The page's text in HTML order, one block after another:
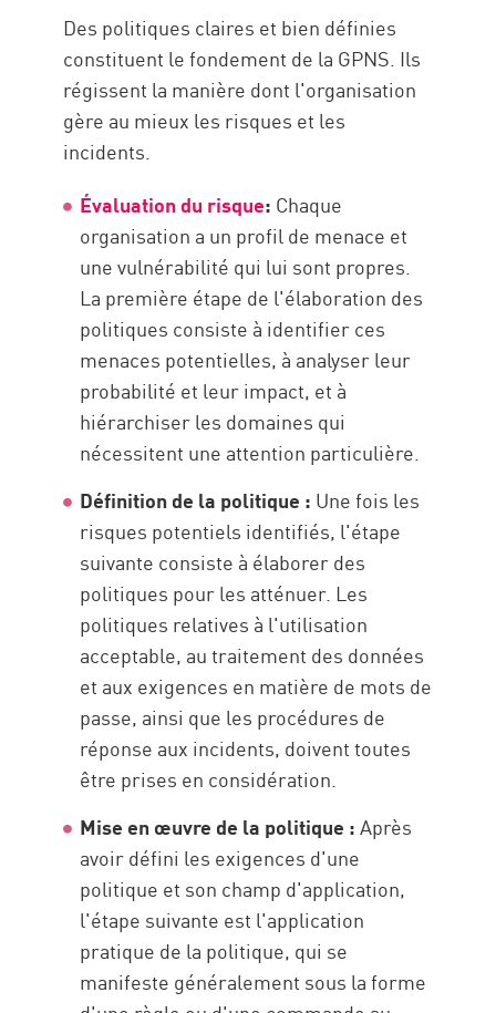
Des politiques claires et bien définies
constituent le fondement de la GPNS. Ils
régissent la manière dont l'organisation
gère au mieux les risques et les
incidents.
Évaluation du risque: Chaque
organisation a un profil de menace et
une vulnérabilité qui lui sont propres.
La première étape de l'élaboration des
politiques consiste à identifier ces
menaces potentielles, à analyser leur
probabilité et leur impact, et à
hiérarchiser les domaines qui
nécessitent une attention particulière.
Définition de la politique : Une fois les
risques potentiels identifiés, l'étape
suivante consiste à élaborer des
politiques pour les atténuer. Les
politiques relatives à l'utilisation
acceptable, au traitement des données
et aux exigences en matière de mots de
passe, ainsi que les procédures de
réponse aux incidents, doivent toutes
être prises en considération.
Mise en œuvre de la politique :Après
avoir défini les exigences d'une
politique et son champ d'application,
l'étape suivante est l'application
pratique de la politique, qui se
manifeste généralement sous la forme